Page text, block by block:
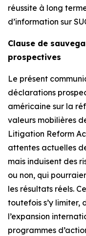
réussite à long
d’information sur
Clause de
prospectives
Le présent
déclarations
américaine sur la
valeurs mobilières
Litigation Reform
attentes actuelles
mais induisent des
ou non, qui
les résultats réels.
toutefois s’y limiter,
l’expansion
programmes